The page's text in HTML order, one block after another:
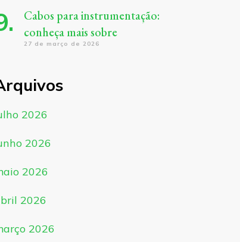
Cabos para instrumentação:
conheça mais sobre
27 de março de 2026
2026
2026
2026
2026
2026